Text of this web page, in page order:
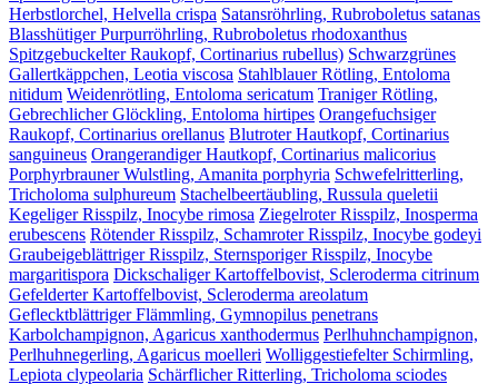
Herbstlorchel, Helvella crispa Satansröhrling, Rubroboletus satanas
Blasshütiger Purpurröhrling, Rubroboletus rhodoxanthus
Spitzgebuckelter Raukopf, Cortinarius rubellus) Schwarzgrünes
Gallertkäppchen, Leotia viscosa Stahlblauer Rötling, Entoloma
nitidum Weidenrötling, Entoloma sericatum Traniger Rötling,
Gebrechlicher Glöckling, Entoloma hirtipes Orangefuchsiger
Raukopf, Cortinarius orellanus Blutroter Hautkopf, Cortinarius
sanguineus Orangerandiger Hautkopf, Cortinarius malicorius
Porphyrbrauner Wulstling, Amanita porphyria Schwefelritterling,
Tricholoma sulphureum Stachelbeertäubling, Russula queletii
Kegeliger Risspilz, Inocybe rimosa Ziegelroter Risspilz, Inosperma
erubescens Rötender Risspilz, Schamroter Risspilz, Inocybe godeyi
Graubeigeblättriger Risspilz, Sternsporiger Risspilz, Inocybe
margaritispora Dickschaliger Kartoffelbovist, Scleroderma citrinum
Gefelderter Kartoffelbovist, Scleroderma areolatum
Geflecktblättriger Flämmling, Gymnopilus penetrans
Karbolchampignon, Agaricus xanthodermus Perlhuhnchampignon,
Perlhuhnegerling, Agaricus moelleri Wolliggestiefelter Schirmling,
Lepiota clypeolaria Schärflicher Ritterling, Tricholoma sciodes